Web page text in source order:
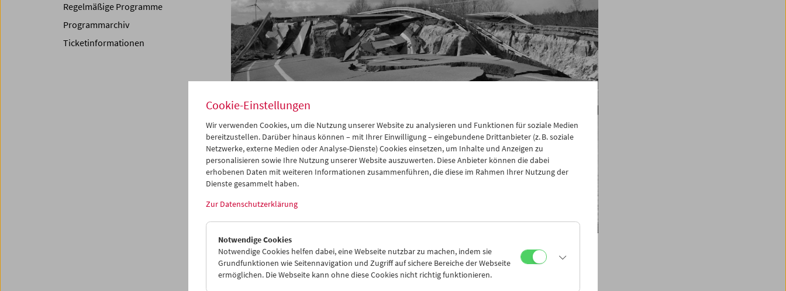
Kinoreal:
Thomas Heise
Regelmäßige Programme
Programmarchiv
Ticketinformationen
Cookie-Einstellungen
Wir verwenden Cookies, um die Nutzung unserer Website zu analysieren und Funktionen für soziale Medien
bereitzustellen. Darüber hinaus können – mit Ihrer Einwilligung – eingebundene Drittanbieter (z. B. soziale
Netzwerke, externe Medien oder Analyse-Dienste) Cookies einsetzen, um Inhalte und Anzeigen zu
personalisieren sowie Ihre Nutzung unserer Website auszuwerten. Diese Anbieter können die dabei
erhobenen Daten mit weiteren Informationen zusammenführen, die diese im Rahmen Ihrer Nutzung der
Dienste gesammelt haben.
Zur Datenschutzerklärung
Notwendige Cookies
Notwendige Cookies helfen dabei, eine Webseite nutzbar zu machen, indem sie
Grundfunktionen wie Seitennavigation und Zugriff auf sichere Bereiche der Webseite
ermöglichen. Die Webseite kann ohne diese Cookies nicht richtig funktionieren.